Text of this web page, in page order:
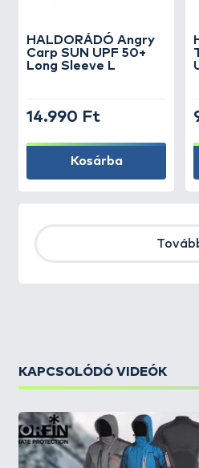
HALDORÁDÓ Angry
Carp SUN UPF 50+
Long Sleeve L
14.990 Ft
Kosárba
KAPCSOLÓDÓ VIDEÓK